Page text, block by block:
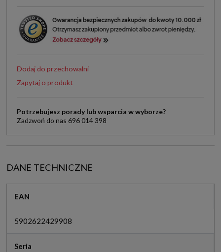
Dodaj do przechowalni
Zapytaj o produkt
Potrzebujesz porady lub wsparcia w wyborze?
Zadzwoń do nas 696 014 398
DANE TECHNICZNE
EAN
5902622429908
Seria